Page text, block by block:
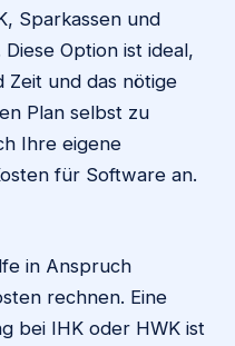
Sparkassen und
Option ist ideal,
Zeit und das nötige
Plan selbst zu
Ihre eigene
für Software an.
in Anspruch
rechnen. Eine
bei IHK oder HWK ist